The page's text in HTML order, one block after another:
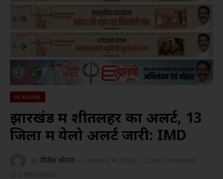
HEADLINE
झारखंड में शीतलहर का अलर्ट, 13
जिलों में येलो अलर्ट जारी: IMD
By दिनेश ओरांव January 14, 2026
No Comments
2 Mins Read